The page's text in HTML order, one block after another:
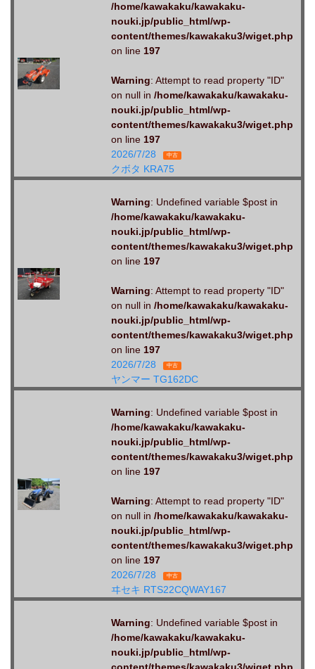
/home/kawakaku/kawakaku-
nouki.jp/public_html/wp-
content/themes/kawakaku3/wiget.php
on line 197
Warning: Attempt to read property "ID"
on null in /home/kawakaku/kawakaku-
nouki.jp/public_html/wp-
content/themes/kawakaku3/wiget.php
on line 197
2026/7/28
中古
クボタ KRA75
Warning: Undefined variable $post in
/home/kawakaku/kawakaku-
nouki.jp/public_html/wp-
content/themes/kawakaku3/wiget.php
on line 197
Warning: Attempt to read property "ID"
on null in /home/kawakaku/kawakaku-
nouki.jp/public_html/wp-
content/themes/kawakaku3/wiget.php
on line 197
2026/7/28
中古
ヤンマー TG162DC
Warning: Undefined variable $post in
/home/kawakaku/kawakaku-
nouki.jp/public_html/wp-
content/themes/kawakaku3/wiget.php
on line 197
Warning: Attempt to read property "ID"
on null in /home/kawakaku/kawakaku-
nouki.jp/public_html/wp-
content/themes/kawakaku3/wiget.php
on line 197
2026/7/28
中古
ヰセキ RTS22CQWAY167
Warning: Undefined variable $post in
/home/kawakaku/kawakaku-
nouki.jp/public_html/wp-